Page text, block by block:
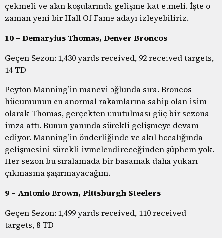
çekmeli ve alan koşularında gelişme kat etmeli. İşte o
zaman yeni bir Hall Of Fame adayı izleyebiliriz.
10 – Demaryius Thomas, Denver Broncos
Geçen Sezon: 1,430 yards received, 92 received targets,
14 TD
Peyton Manning’in manevi oğlunda sıra. Broncos
hücumunun en anormal rakamlarına sahip olan isim
olarak Thomas, gerçekten unutulması güç bir sezona
imza attı. Bunun yanında sürekli gelişmeye devam
ediyor. Manning’in önderliğinde ve akıl hocalığında
gelişmesini sürekli ivmelendireceğinden şüphem yok.
Her sezon bu sıralamada bir basamak daha yukarı
çıkmasına şaşırmayacağım.
9 – Antonio Brown, Pittsburgh Steelers
Geçen Sezon: 1,499 yards received, 110 received
targets, 8 TD